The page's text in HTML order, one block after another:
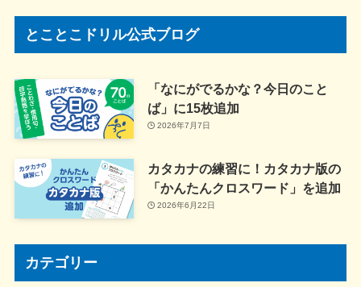
とことこドリル公式ブログ
「なにがでるかな？今日のこと
ば」に15枚追加
2026年7月7日
カタカナの練習に！カタカナ版の
「かんたんクロスワード」を追加
2026年6月22日
カテゴリー